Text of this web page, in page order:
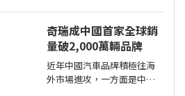
奇瑞成中國首家全球銷
量破2,000萬輛品牌
近年中國汽車品牌積極往海
外市場進攻，一方面是中國